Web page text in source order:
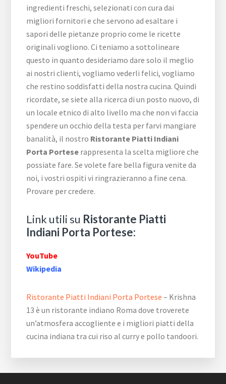
ingredienti freschi, selezionati con cura dai
migliori fornitori e che servono ad esaltare i
sapori delle pietanze proprio come le ricette
originali vogliono. Ci teniamo a sottolineare
questo in quanto desideriamo dare solo il meglio
ai nostri clienti, vogliamo vederli felici, vogliamo
che restino soddisfatti della nostra cucina. Quindi
ricordate, se siete alla ricerca di un posto nuovo, di
un locale etnico di alto livello ma che non vi faccia
spendere un occhio della testa per farvi mangiare
banalità, il nostro Ristorante Piatti Indiani
Porta Portese rappresenta la scelta migliore che
possiate fare. Se volete fare bella figura venite da
noi, i vostri ospiti vi ringrazieranno a fine cena.
Provare per credere.
Link utili su Ristorante Piatti
Indiani Porta Portese:
YouTube
Wikipedia
Ristorante Piatti Indiani Porta Portese – Krishna
13 è un ristorante indiano Roma dove troverete
un’atmosfera accogliente e i migliori piatti della
cucina indiana tra cui riso al curry e pollo tandoori.